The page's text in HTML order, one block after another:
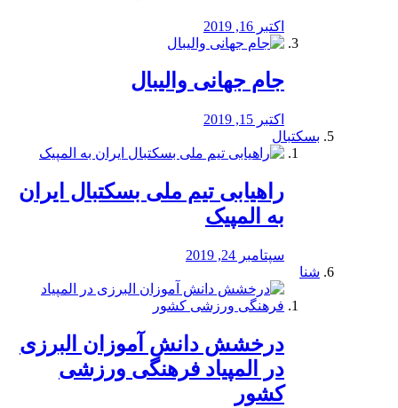
اکتبر 16, 2019
جام جهانی والیبال
اکتبر 15, 2019
بسکتبال
راهیابی تیم ملی بسکتبال ایران
به المپیک
سپتامبر 24, 2019
شنا
درخشش دانش آموزان البرزی
در المپیاد فرهنگی ورزشی
کشور